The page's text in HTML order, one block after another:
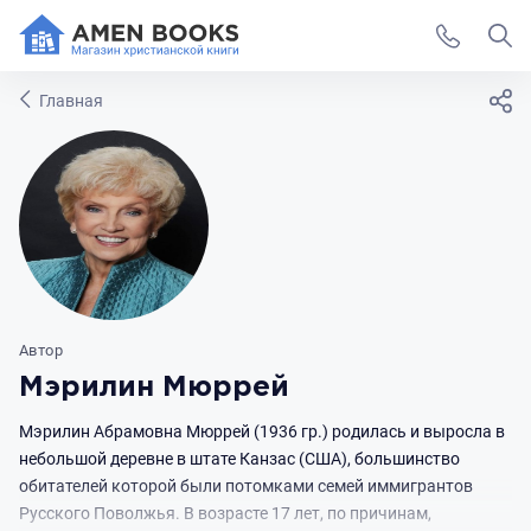
Главная
Автор
Мэрилин Мюррей
Мэрилин Абрамовна Мюррей (1936 гр.) родилась и выросла в
небольшой деревне в штате Канзас (США), большинство
обитателей которой были потомками семей иммигрантов
Русского Поволжья. В возрасте 17 лет, по причинам,